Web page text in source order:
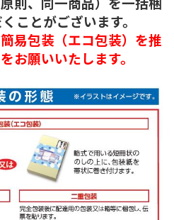
ことがございます。
易包装（エコ包装）を推
お願いいたします。